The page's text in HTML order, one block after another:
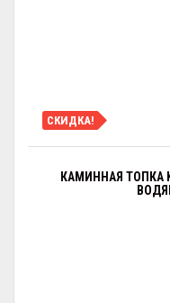
СКИДКА!
КАМИННАЯ ТОПКА